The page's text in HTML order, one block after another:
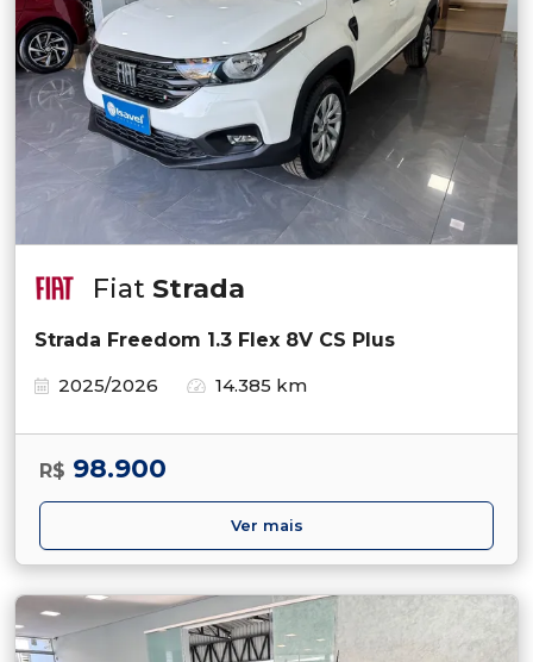
Fiat Strada
Strada Freedom 1.3 Flex 8V CS Plus
2025/2026
14.385 km
R$ 98.900
Ver mais